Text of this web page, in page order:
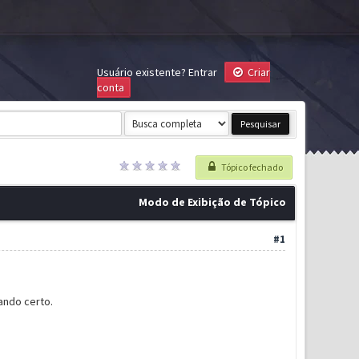
Usuário existente? Entrar
Criar
conta
Tópico fechado
Modo de Exibição de Tópico
#1
certo.